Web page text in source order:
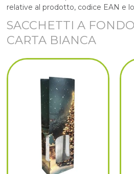
relative al prodotto, codice EAN e
SACCHETTI A
CARTA BIANCA